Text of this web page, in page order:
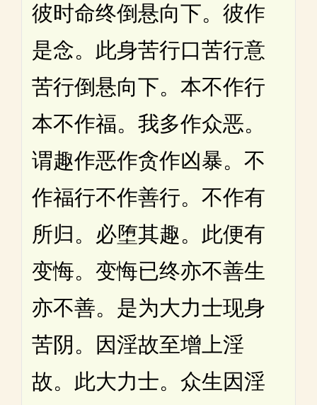
彼时命终倒悬向下。彼作
是念。此身苦行口苦行意
苦行倒悬向下。本不作行
本不作福。我多作众恶。
谓趣作恶作贪作凶暴。不
作福行不作善行。不作有
所归。必堕其趣。此便有
变悔。变悔已终亦不善生
亦不善。是为大力士现身
苦阴。因淫故至增上淫
故。此大力士。众生因淫